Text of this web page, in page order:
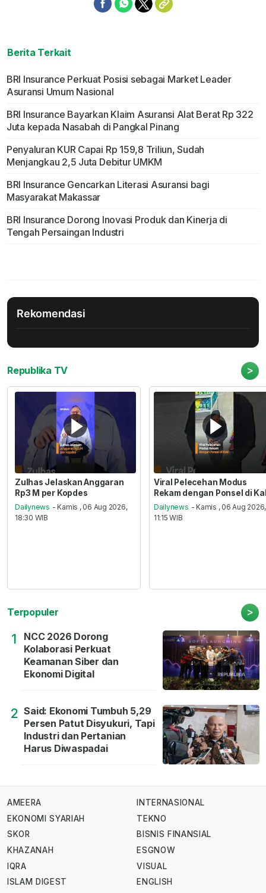
Berita Terkait
BRI Insurance Perkuat Posisi sebagai Market Leader
Asuransi Umum Nasional
BRI Insurance Bayarkan Klaim Asuransi Alat Berat Rp 322
Juta kepada Nasabah di Pangkal Pinang
Penyaluran KUR Capai Rp 159,8 Triliun, Sudah
Menjangkau 2,5 Juta Debitur UMKM
BRI Insurance Gencarkan Literasi Asuransi bagi
Masyarakat Makassar
BRI Insurance Dorong Inovasi Produk dan Kinerja di
Tengah Persaingan Industri
Rekomendasi
Republika TV >
Zulhas Jelaskan Anggaran
Rp3 M per Kopdes
Dailynews - Kamis , 06 Aug 2026,
18:30 WIB
Viral Pelecehan Modus
Rekam dengan Ponsel di
Dailynews - Kamis , 06 Aug 2026,
11:15 WIB
Terpopuler >
1
NCC 2026 Dorong
Kolaborasi Perkuat
Keamanan Siber dan
Ekonomi Digital
2 Said: Ekonomi Tumbuh 5,29
Persen Patut Disyukuri, Tapi
Industri dan Pertanian
Harus Diwaspadai
AMEERA
EKONOMI SYARIAH
SKOR
KHAZANAH
IQRA
ISLAM DIGEST
INTERNASIONAL
TEKNO
BISNIS FINANSIAL
ESGNOW
VISUAL
ENGLISH